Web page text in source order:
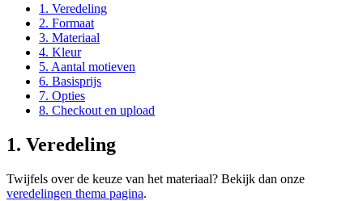
1. Veredeling
2. Formaat
3. Materiaal
4. Kleur
5. Aantal motieven
6. Basisprijs
7. Opties
8. Checkout en upload
1. Veredeling
Twijfels over de keuze van het materiaal? Bekijk dan onze
veredelingen thema pagina.